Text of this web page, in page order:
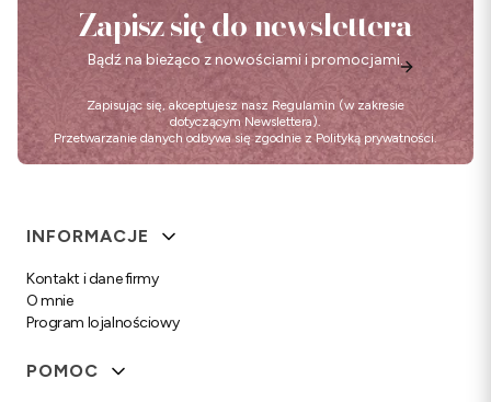
Zapisz się do newslettera
Bądź na bieżąco z nowościami i promocjami.
Zapisując się, akceptujesz nasz Regulamin (w zakresie
dotyczącym Newslettera).
Przetwarzanie danych odbywa się zgodnie z Polityką prywatności.
Linki w stopce
INFORMACJE
Kontakt i dane firmy
O mnie
Program lojalnościowy
POMOC